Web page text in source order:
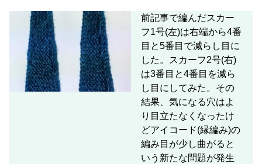
前記事で編んだスカー
フ1号(左)は右端から4番
目と5番目で減らし目に
した。スカーフ2号(右)
は3番目と4番目を減ら
し目にしてみた。その
結果、気になる穴はよ
り目立たなくなったけ
どアイコード(縁編み)の
編み目が少し曲がると
いう新たな問題が発生